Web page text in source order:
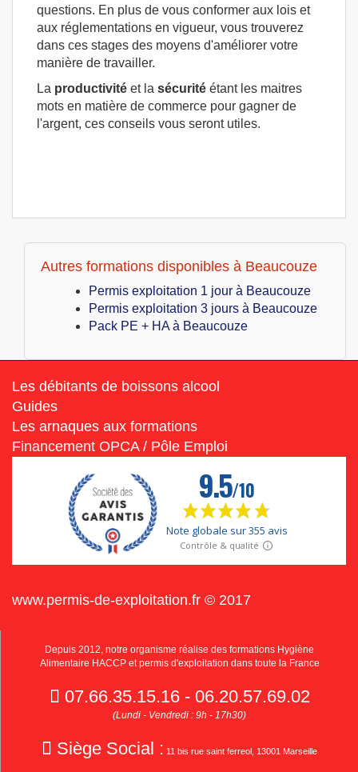
questions. En plus de vous conformer aux lois et
aux réglementations en vigueur, vous trouverez
dans ces stages des moyens d'améliorer votre
manière de travailler.
La productivité et la sécurité étant les maitres
mots en matière de commerce pour gagner de
l'argent, ces conseils vous seront utiles.
Autres formations disponibles à Beaucouze
Permis exploitation 1 jour à Beaucouze
Permis exploitation 3 jours à Beaucouze
Pack PE + HA à Beaucouze
Les débitants de boissons alcool
Guides
Les arnaques aux formations
Financement OPCA / Pôle Emploi
www.permis-de-exploitation.fr © 2017
Depuis 2012, notre organisme réalise des formations Hygiène
Alimentaire HACCP et permis d'exploitation dans toute la France
07.66.35.15.16 - 06.20.57.69.02
(Lundi - Vendredi : 9h - 17h30)
Siège Social : 11 bis rue saint ferreol, 13001 Marseille